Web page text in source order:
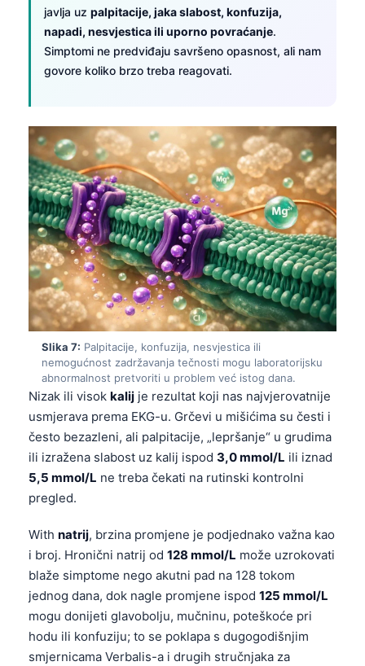
javlja uz palpitacije, jaka slabost, konfuzija,
napadi, nesvjestica ili uporno povraćanje.
Simptomi ne predviđaju savršeno opasnost, ali nam
govore koliko brzo treba reagovati.
Slika 7: Palpitacije, konfuzija, nesvjestica ili
nemogućnost zadržavanja tečnosti mogu laboratorijsku
abnormalnost pretvoriti u problem već istog dana.
Nizak ili visok kalij je rezultat koji nas najvjerovatnije
usmjerava prema EKG-u. Grčevi u mišićima su česti i
često bezazleni, ali palpitacije, „lepršanje“ u grudima
ili izražena slabost uz kalij ispod 3,0 mmol/L ili iznad
5,5 mmol/L ne treba čekati na rutinski kontrolni
pregled.
With natrij, brzina promjene je podjednako važna kao
i broj. Hronični natrij od 128 mmol/L može uzrokovati
blaže simptome nego akutni pad na 128 tokom
jednog dana, dok nagle promjene ispod 125 mmol/L
mogu donijeti glavobolju, mučninu, poteškoće pri
hodu ili konfuziju; to se poklapa s dugogodišnjim
smjernicama Verbalis-a i drugih stručnjaka za
ไทย
ဗမာစာ
ភាសាខ្មែរ
Kiswahili
አማርኛ
O‘zbekcha
Català
Қазақ тілі
Suomi
Hrvatski
Slovenčina
كوردی‎
پښتو
سنڌي
සිංහල
অসমীয়া
Galego
Latviešu valoda
Македонски јазик
Occitan
العربية المغربية
Afrikaans